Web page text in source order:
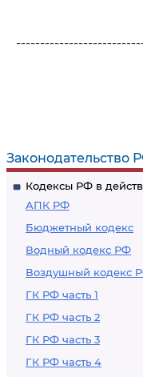
Законодательство
Кодексы РФ в
АПК РФ
Бюджетный кодекс
Водный кодекс РФ
Воздушный кодекс
ГК РФ часть 1
ГК РФ часть 2
ГК РФ часть 3
ГК РФ часть 4